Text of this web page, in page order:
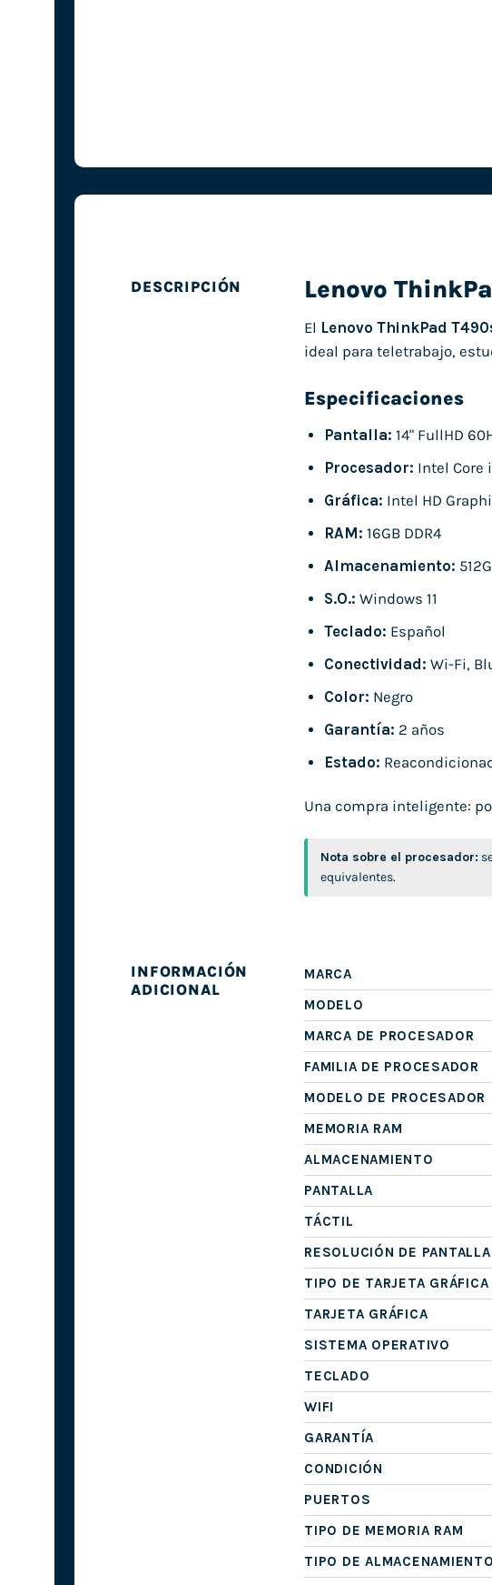
DESCRIPCIÓN Lenovo
El Lenovo ThinkPad
ideal para teletrabajo,
Especificaciones
Pantalla: 14" FullHD
Procesador: Intel Core
Gráfica: Intel HD
RAM: 16GB DDR4
Almacenamiento:
S.O.: Windows 11
Teclado: Español
Conectividad: Wi-Fi,
Color: Negro
Garantía: 2 años
Estado:
Una compra inteligente:
Nota sobre el procesador:
equivalentes.
INFORMACIÓN
ADICIONAL
MARCA
MODELO
MARCA DE PROCESADOR
FAMILIA DE PROCESADOR
MODELO DE PROCESADOR
MEMORIA RAM
ALMACENAMIENTO
PANTALLA
TÁCTIL
RESOLUCIÓN DE PANTALLA
TIPO DE TARJETA GRÁFICA
TARJETA GRÁFICA
SISTEMA OPERATIVO
TECLADO
WIFI
GARANTÍA
CONDICIÓN
PUERTOS
TIPO DE MEMORIA RAM
TIPO DE ALMACENAMIENTO